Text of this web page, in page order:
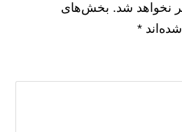
نخواهد شد. بخش‌های
*